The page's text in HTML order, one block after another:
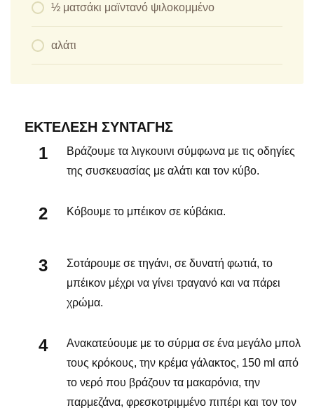
½ ματσάκι μαϊντανό ψιλοκομμένο
αλάτι
ΕΚΤΈΛΕΣΗ ΣΥΝΤΑΓΉΣ
Βράζουμε τα λιγκουινι σύμφωνα με τις οδηγίες
της συσκευασίας με αλάτι και τον κύβο.
Κόβουμε το μπέικον σε κύβάκια.
Σοτάρουμε σε τηγάνι, σε δυνατή φωτιά, το
μπέικον μέχρι να γίνει τραγανό και να πάρει
χρώμα.
Ανακατεύουμε με το σύρμα σε ένα μεγάλο μπολ
τους κρόκους, την κρέμα γάλακτος, 150 ml από
το νερό που βράζουν τα μακαρόνια, την
παρμεζάνα, φρεσκοτριμμένο πιπέρι και τον τον